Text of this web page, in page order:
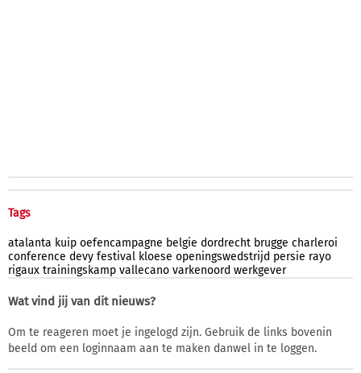
Tags
atalanta kuip oefencampagne belgie dordrecht brugge charleroi
conference devy festival kloese openingswedstrijd persie rayo
rigaux trainingskamp vallecano varkenoord werkgever
Wat vind jij van dit nieuws?
Om te reageren moet je ingelogd zijn. Gebruik de links bovenin
beeld om een loginnaam aan te maken danwel in te loggen.